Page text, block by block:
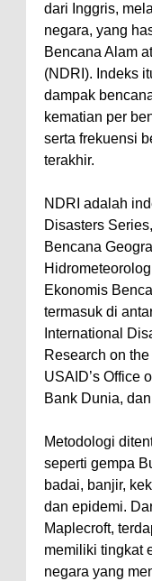
dari Inggris,
negara, yang
Bencana Alam
(NDRI). Indeks
dampak
kematian per
serta frekuensi
terakhir.
NDRI adalah
Disasters
Bencana
Ekonomis
termasuk di
International
Research on
USAID’s Office
Bank Dunia, dan
Metodologi
seperti gempa
badai, banjir,
dan epidemi.
Maplecroft,
memiliki tingkat
negara yang